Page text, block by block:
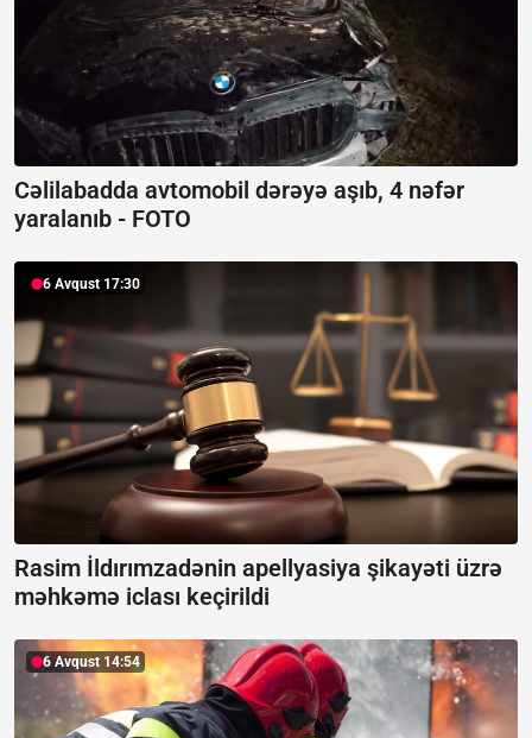
Cəlilabadda avtomobil dərəyə aşıb, 4 nəfər
yaralanıb - FOTO
6 Avqust 17:30
Rasim İldırımzadənin apellyasiya şikayəti üzrə
məhkəmə iclası keçirildi
6 Avqust 14:54